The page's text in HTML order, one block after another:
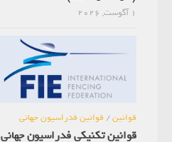
1 آگوست, 2026
قوانین/ قوانین فدراسیون جهانی
قوانین تکنیکی فدراسیون جهانی